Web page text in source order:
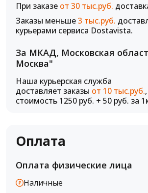
При заказе от 30 тыс.руб.
Заказы меньше3 тыс.руб.
курьерами сервиса Dostavista.
За МКАД, Московская
Москва"
Наша курьерская служба
доставляет заказы от 10 тыс.руб.,
стоимость 1250 руб. + 50 руб. за
Оплата
Оплата физические лица
Наличные